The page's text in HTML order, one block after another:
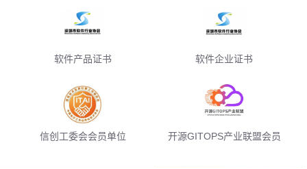
软件产品证书 软件企业证书
信创工委会会员单位 开源GITOPS产业联盟会员